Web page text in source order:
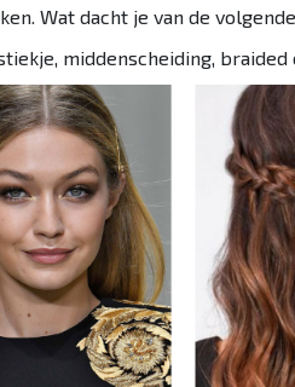
Wat dacht je van de
middenscheiding, braided